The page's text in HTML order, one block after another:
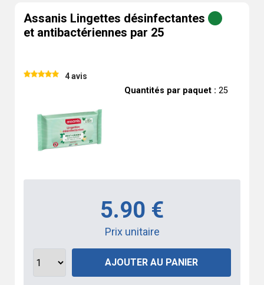
Assanis Lingettes désinfectantes
et antibactériennes par 25
4 avis
Quantités par paquet : 25
5.90 €
Prix unitaire
AJOUTER AU PANIER